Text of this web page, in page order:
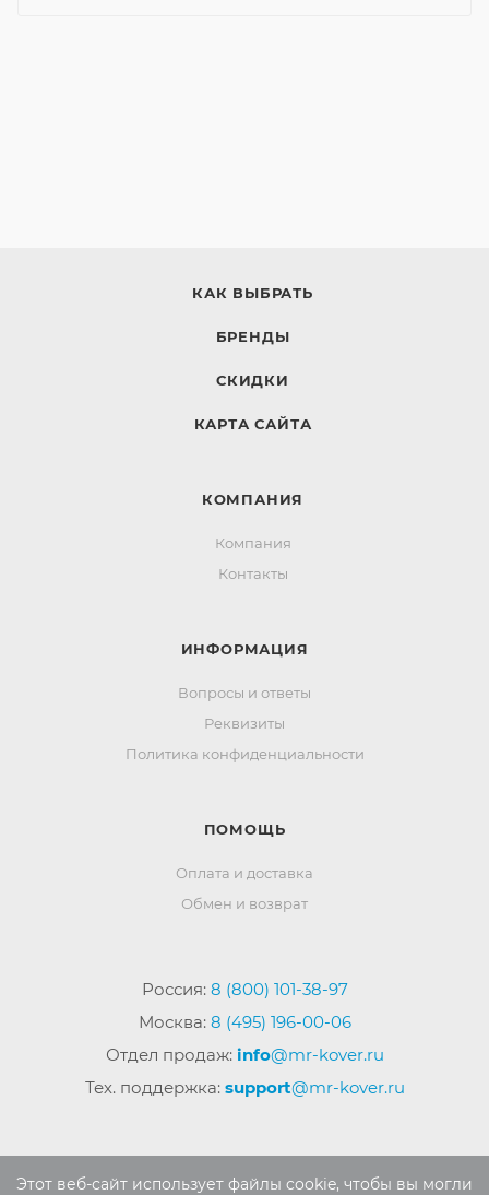
КАК ВЫБРАТЬ
БРЕНДЫ
СКИДКИ
КАРТА САЙТА
КОМПАНИЯ
Компания
Контакты
ИНФОРМАЦИЯ
Вопросы и ответы
Реквизиты
Политика конфиденциальности
ПОМОЩЬ
Оплата и доставка
Обмен и возврат
Россия: 8 (800) 101-38-97
Москва: 8 (495) 196-00-06
Отдел продаж: info@mr-kover.ru
Тех. поддержка: support@mr-kover.ru
2022-2026 © Интернет магазинMR-KOVER.RU
Этот веб-сайт использует файлы cookie, чтобы вы могли